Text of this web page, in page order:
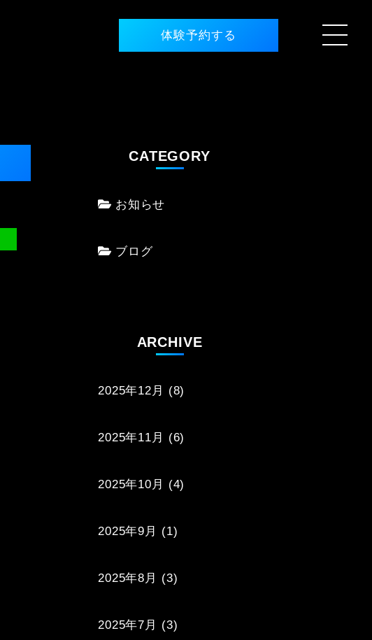
体験予約する
CATEGORY
お知らせ
ブログ
ARCHIVE
2025年12月 (8)
2025年11月 (6)
2025年10月 (4)
2025年9月 (1)
2025年8月 (3)
2025年7月 (3)